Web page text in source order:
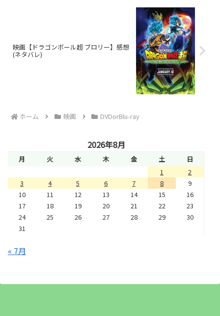
映画【ドラゴンボール超 ブロリー】感想
(ネタバレ)
ホーム 映画 DVDorBlu-ray
2026年8月
月 火 水 木 金 土
日
1
2
3
4 5 6 7 8
9
10
11 12 13 14 15
16
17
18 19 20 21 22
23
24
25 26 27 28 29
30
31
« 7月